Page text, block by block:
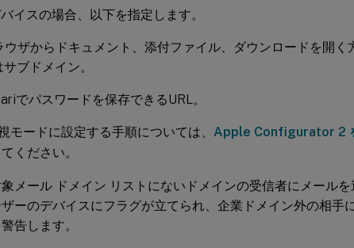
イスの場合、以下を指定します。
ウザからドキュメント、添付ファイル、ダウンロードを開く
ブドメイン。
でパスワードを保存できるURL。
モードに設定する手順については、 Apple Configurator 2
ください。
メール ドメイン リストにないドメインの受信者にメール
ーのデバイスにフラグが立てられ、企業ドメイン外の相手
告します。